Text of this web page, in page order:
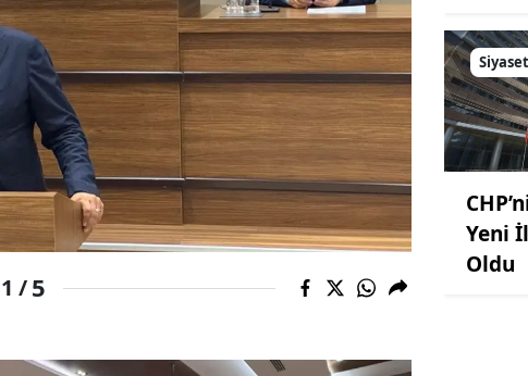
Hakkari
Hatay
Isparta
Mersin
İstanbul
İzmir
1 /5
Siyaset
Yeni
Oldu